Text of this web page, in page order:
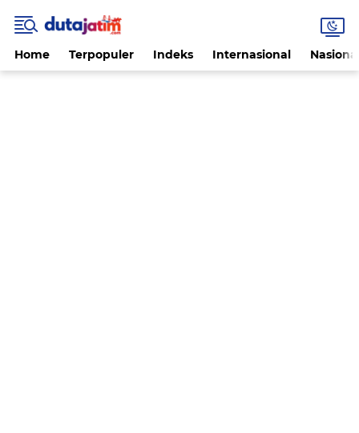
Home Terpopuler Indeks Internasional